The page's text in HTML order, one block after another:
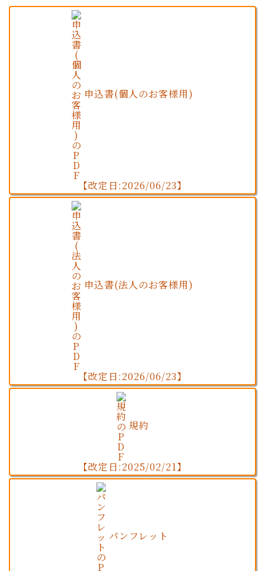
申込書(個人のお客様用)
【改定日:2026/06/23】
申込書(法人のお客様用)
【改定日:2026/06/23】
規約
【改定日:2025/02/21】
パンフレット